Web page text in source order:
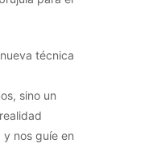
técnica
sino un
nos guíe en